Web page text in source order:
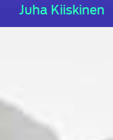
Juha Kiiskinen